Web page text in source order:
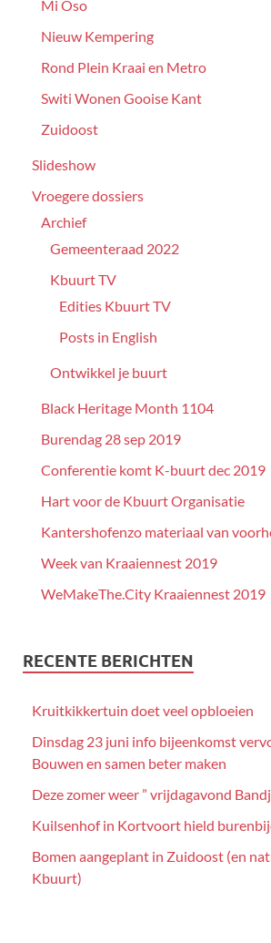
Mi Oso
Nieuw Kempering
Rond Plein Kraai en Metro
Switi Wonen Gooise Kant
Zuidoost
Slideshow
Vroegere dossiers
Archief
Gemeenteraad 2022
Kbuurt TV
Edities Kbuurt TV
Posts in English
Ontwikkel je buurt
Black Heritage Month 1104
Burendag 28 sep 2019
Conferentie komt K-buurt dec 2019
Hart voor de Kbuurt Organisatie
Kantershofenzo materiaal van
Week van Kraaiennest 2019
WeMakeThe.City Kraaiennest 2019
RECENTE BERICHTEN
Kruitkikkertuin doet veel opbloeien
Dinsdag 23 juni info bijeenkomst
Bouwen en samen beter maken
Deze zomer weer ” vrijdagavond
Kuilsenhof in Kortvoort hield
Bomen aangeplant in Zuidoost (en
Kbuurt)